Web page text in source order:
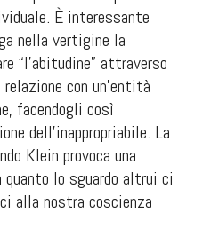
È interessante
nella vertigine la
“l’abitudine” attraverso
relazione con un’entità
facendogli così
dell’inappropriabile. La
Klein provoca una
quanto lo sguardo altrui ci
alla nostra coscienza